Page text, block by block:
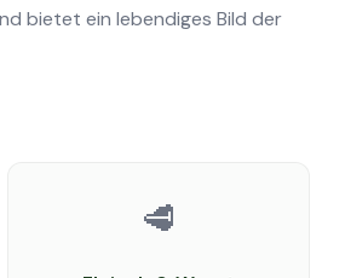
bietet ein lebendiges Bild der
🥩